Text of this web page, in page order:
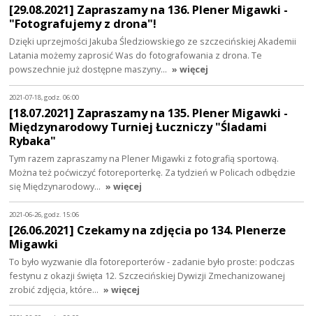
[29.08.2021] Zapraszamy na 136. Plener Migawki -
"Fotografujemy z drona"!
Dzięki uprzejmości Jakuba Śledziowskiego ze szczecińskiej Akademii
Latania możemy zaprosić Was do fotografowania z drona. Te
powszechnie już dostępne maszyny… » więcej
2021-07-18, godz. 06:00
[18.07.2021] Zapraszamy na 135. Plener Migawki -
Międzynarodowy Turniej Łuczniczy "Śladami
Rybaka"
Tym razem zapraszamy na Plener Migawki z fotografią sportową.
Można też poćwiczyć fotoreporterkę. Za tydzień w Policach odbędzie
się Międzynarodowy… » więcej
2021-06-26, godz. 15:06
[26.06.2021] Czekamy na zdjęcia po 134. Plenerze
Migawki
To było wyzwanie dla fotoreporterów - zadanie było proste: podczas
festynu z okazji święta 12. Szczecińskiej Dywizji Zmechanizowanej
zrobić zdjęcia, które… » więcej